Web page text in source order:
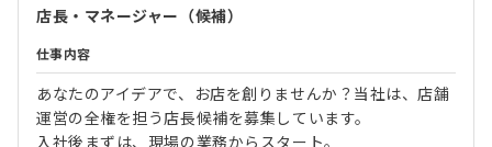
店長・マネージャー（候補）
仕事内容
あなたのアイデアで、お店を創りませんか？当社は、店舗
運営の全権を担う店長候補を募集しています。
入社後まずは、現場の業務からスタート。